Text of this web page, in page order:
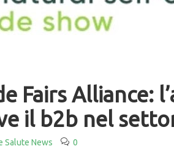
Fairs Alliance:
il b2b nel
Salute News 0